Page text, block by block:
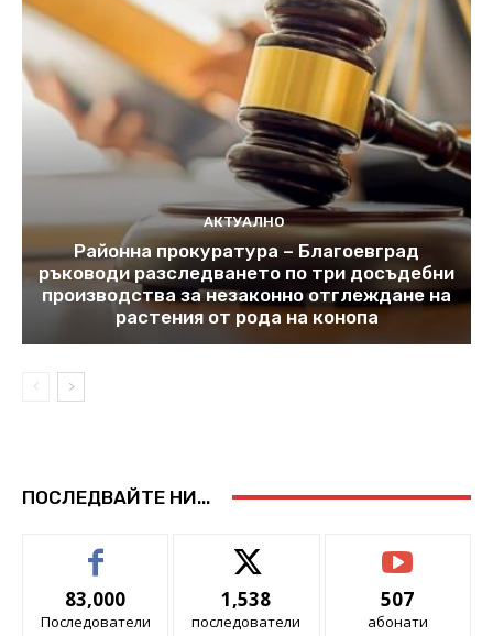
АКТУАЛНО
Районна прокуратура – Благоевград
ръководи разследването по три досъдебни
производства за незаконно отглеждане на
растения от рода на конопа
ПОСЛЕДВАЙТЕ НИ...
83,000
Последователи
1,538
последователи
507
абонати